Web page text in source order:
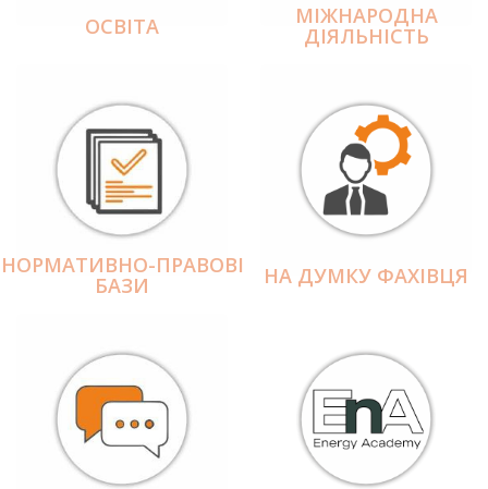
ОСВІТА МІЖНАРОДНА
ДІЯЛЬНІCТЬ
НОРМАТИВНО-ПРАВОВІ
БАЗИ НА ДУМКУ ФАХІВЦЯ